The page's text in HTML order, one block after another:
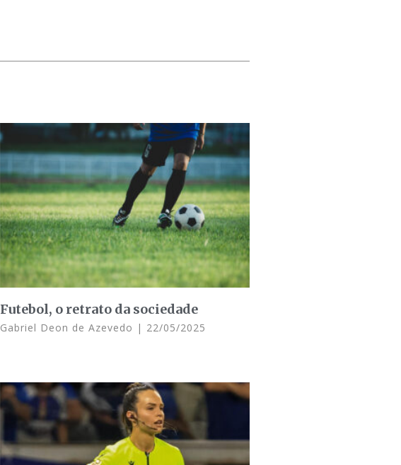
Futebol, o retrato da sociedade
Gabriel Deon de Azevedo 22/05/2025